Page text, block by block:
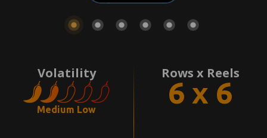
Volatility
Medium Low
Rows x Reels
6 x 6